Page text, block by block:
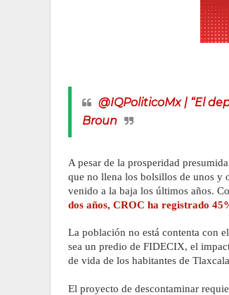
@IQPoliticoMx | “El
Broun
A pesar de la prosperidad
que no llena los bolsillos de unos y
venido a la baja los últimos años.
dos años, CROC ha registrado
La población no está contenta con
sea un predio de FIDECIX, el
de vida de los habitantes de
El proyecto de descontaminar